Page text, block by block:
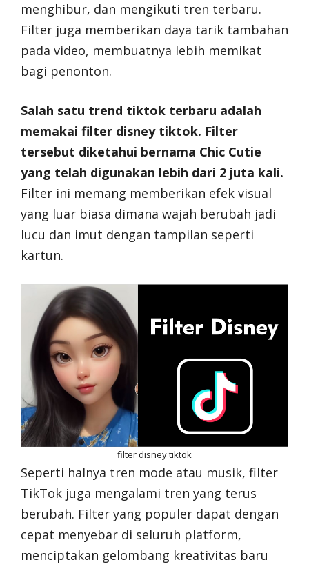
menghibur, dan mengikuti tren terbaru.
Filter juga memberikan daya tarik tambahan
pada video, membuatnya lebih memikat
bagi penonton.
Salah satu trend tiktok terbaru adalah
memakai filter disney tiktok. Filter
tersebut diketahui bernama Chic Cutie
yang telah digunakan lebih dari 2 juta kali.
Filter ini memang memberikan efek visual
yang luar biasa dimana wajah berubah jadi
lucu dan imut dengan tampilan seperti
kartun.
filter disney tiktok
Seperti halnya tren mode atau musik, filter
TikTok juga mengalami tren yang terus
berubah. Filter yang populer dapat dengan
cepat menyebar di seluruh platform,
menciptakan gelombang kreativitas baru